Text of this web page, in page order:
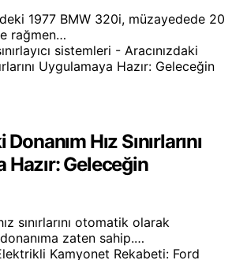
1977 BMW 320i, müzayedede 20
rağmen…
Hız Sınırlarını
Hazır: Geleceğin
sınırlarını otomatik olarak
zaten sahip.…